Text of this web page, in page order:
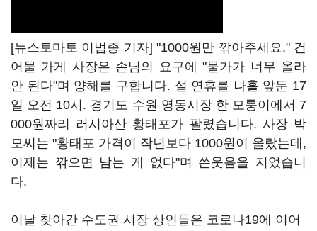
[뉴스토마토 이범종 기자] "1000원만 깎아주세요." 건
어물 가게 사장은 손님의 요구에 "물가가 너무 올라
안 된다"며 양해를 구합니다. 설 연휴를 나흘 앞둔 17
일 오전 10시. 경기도 수원 영동시장 한 모퉁이에서 7
000원짜리 러시아산 황태포가 팔렸습니다. 사장 박
모씨는 "황태포 가격이 작년보다 1000원이 올랐는데,
이제는 깎으면 남는 게 없다"며 쓴웃음을 지었습니
다.
이날 찾아간 수도권 시장 상인들은 코로나19에 이어